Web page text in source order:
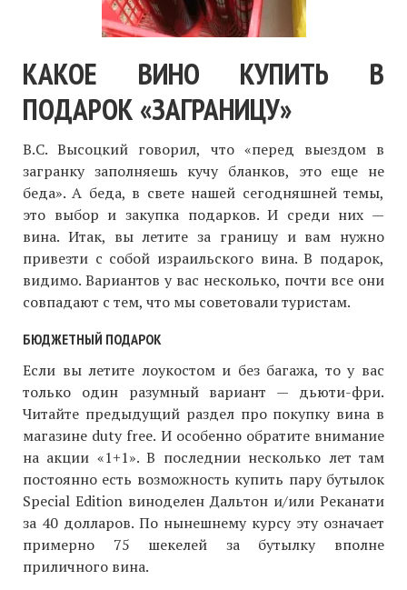
КАКОЕ ВИНО КУПИТЬ В
ПОДАРОК «ЗАГРАНИЦУ»
В.С. Высоцкий говорил, что «перед выездом в
загранку заполняешь кучу бланков, это еще не
беда». А беда, в свете нашей сегодняшней темы,
это выбор и закупка подарков. И среди них —
вина. Итак, вы летите за границу и вам нужно
привезти с собой израильского вина. В подарок,
видимо. Вариантов у вас несколько, почти все они
совпадают с тем, что мы советовали туристам.
БЮДЖЕТНЫЙ ПОДАРОК
Если вы летите лоукостом и без багажа, то у вас
только один разумный вариант — дьюти-фри.
Читайте предыдущий раздел про покупку вина в
магазине duty free. И особенно обратите внимание
на акции «1+1». В последнии несколько лет там
постоянно есть возможность купить пару бутылок
Special Edition виноделен Дальтон и/или Реканати
за 40 долларов. По нынешнему курсу эту означает
примерно 75 шекелей за бутылку вполне
приличного вина.